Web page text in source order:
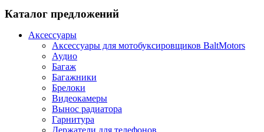
Каталог предложений
Аксессуары
Аксессуары для мотобуксировщиков BaltMotors
Аудио
Багаж
Багажники
Брелоки
Видеокамеры
Вынос радиатора
Гарнитура
Держатели для телефонов